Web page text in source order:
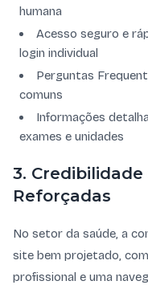
humana
Acesso seguro e
login individual
Perguntas
comuns
Informações
exames e unidades
3. Credibilidade
Reforçadas
No setor da saúde, a
site bem projetado,
profissional e uma